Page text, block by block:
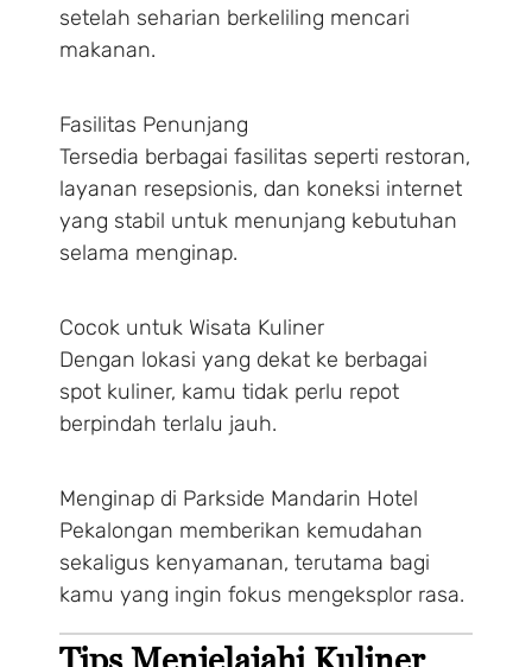
setelah seharian berkeliling mencari
makanan.
Fasilitas Penunjang
Tersedia berbagai fasilitas seperti restoran,
layanan resepsionis, dan koneksi internet
yang stabil untuk menunjang kebutuhan
selama menginap.
Cocok untuk Wisata Kuliner
Dengan lokasi yang dekat ke berbagai
spot kuliner, kamu tidak perlu repot
berpindah terlalu jauh.
Menginap di Parkside Mandarin Hotel
Pekalongan memberikan kemudahan
sekaligus kenyamanan, terutama bagi
kamu yang ingin fokus mengeksplor rasa.